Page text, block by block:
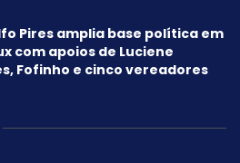
Pires amplia base política em
com apoios de Luciene
Fofinho e cinco vereadores